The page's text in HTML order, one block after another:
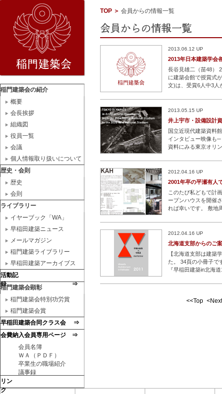
稲門建築会の紹介
概要
会長挨拶
組織図
役員一覧
会議
個人情報取り扱いについて
歴史・会則
歴史
会則
ライブラリー
イヤーブック「WA」
早稲田建築ニュース
メールマガジン
稲門建築ライブラリー
早稲田建築アーカイブス
活動記
録 ⇒
稲門建築会顕彰
稲門建築会特別功労賞
稲門建築会賞
早稲田建築合同クラス会 ⇒
会費納入会員専用ページ ⇒
会員名簿
ＷＡ（ＰＤＦ）
卒業生の職場紹介
議事録
リン
ク
TOP ＞ 会員からの情報一覧
2013.06.12 UP
2013年日本建築学会
長谷見雄二（苗48）
に建築会館で授賞式
文)は、受賞6人中3人
文)】 佐…続きを読
2013.05.15 UP
井上宇市・設備設計
国立近現代建築資料
インタビュー映像も
資料にみる東京オリ
場の資料が展示…続
2012.04.16 UP
2001年卒の平瀬有人
このたび私どもで計
ープンハウスを開催
れば幸いです。 敷地
った場所の記憶を継
2012.04.16 UP
北海道支部からのご
【北海道支部は建築
た。 34頁の小冊子で
『早稲田建築in北海
<<Top <Next